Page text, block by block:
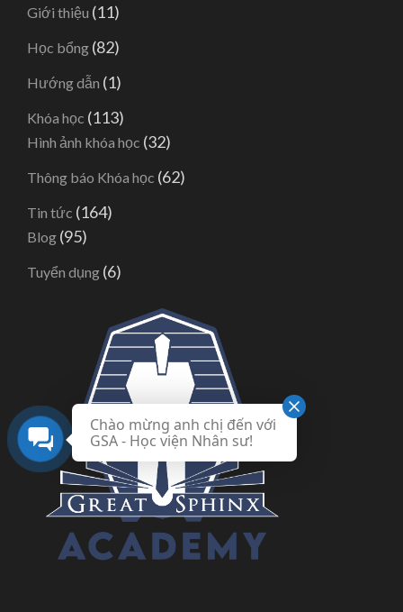
Giới thiệu (11)
Học bổng (82)
Hướng dẫn (1)
Khóa học (113)
Hình ảnh khóa học (32)
Thông báo Khóa học (62)
Tin tức (164)
Blog (95)
Tuyển dụng (6)
Chào mừng anh chị đến với
GSA - Học viện Nhân sư!